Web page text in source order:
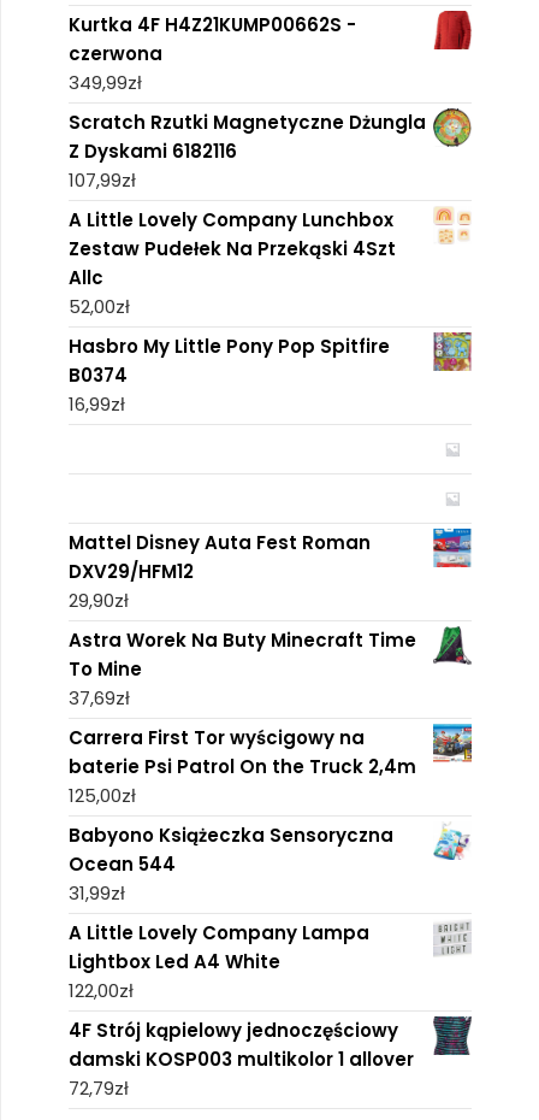
Kurtka 4F H4Z21KUMP00662S -
czerwona
349,99zł
Scratch Rzutki Magnetyczne Dżungla
Z Dyskami 6182116
107,99zł
A Little Lovely Company Lunchbox
Zestaw Pudełek Na Przekąski 4Szt
Allc
52,00zł
Hasbro My Little Pony Pop Spitfire
B0374
16,99zł
Mattel Disney Auta Fest Roman
DXV29/HFM12
29,90zł
Astra Worek Na Buty Minecraft Time
To Mine
37,69zł
Carrera First Tor wyścigowy na
baterie Psi Patrol On the Truck 2,4m
125,00zł
Babyono Książeczka Sensoryczna
Ocean 544
31,99zł
A Little Lovely Company Lampa
Lightbox Led A4 White
122,00zł
4F Strój kąpielowy jednoczęściowy
damski KOSP003 multikolor 1 allover
72,79zł